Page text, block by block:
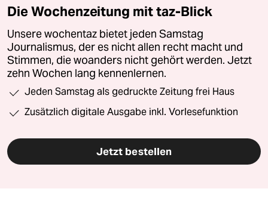
Die Wochenzeitung mit taz-Blick
Unsere wochentaz bietet jeden Samstag
Journalismus, der es nicht allen recht macht und
Stimmen, die woanders nicht gehört werden. Jetzt
zehn Wochen lang kennenlernen.
Jeden Samstag als gedruckte Zeitung frei Haus
Zusätzlich digitale Ausgabe inkl. Vorlesefunktion
Jetzt bestellen